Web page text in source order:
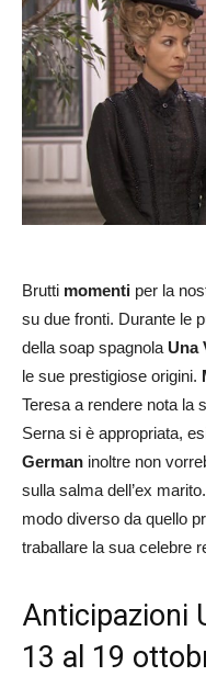
Brutti momenti per la
su due fronti. Durante le
della soap spagnola Una
le sue prestigiose origini.
Teresa a rendere nota la
Serna si è appropriata,
German inoltre non
sulla salma dell’ex
modo diverso da quello
traballare la sua celebre
Anticipazioni
13 al 19